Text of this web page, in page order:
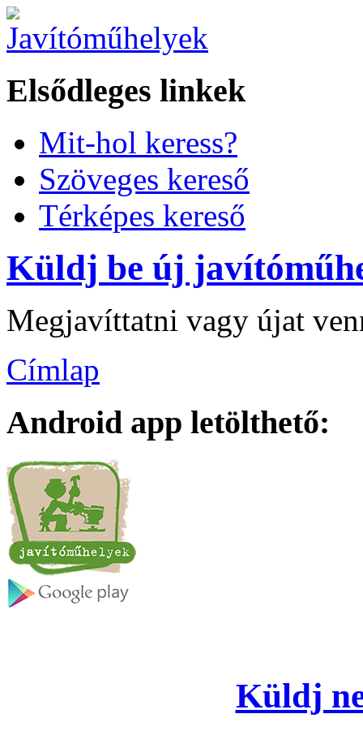
Elsődleges linkek
Mit-hol keress?
Szöveges kereső
Térképes kereső
Küldj be új
Megjavíttatni vagy újat
Címlap
Android app letölthető:
Küldj